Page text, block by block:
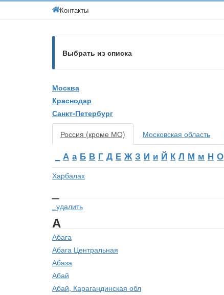
Контакты
Выбрать из списка
Москва
Краснодар
Санкт-Петербург
Россия (кроме МО) Московская область
А а Б В Г Д Е Ж З И и Й К Л М м Н О
Харбалах
_удалить
А
Абага
Абага Центральная
Абаза
Абай
Абай, Карагандинская обл